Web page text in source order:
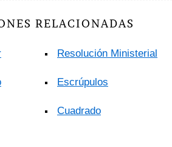
RELACIONADAS
Resolución Ministerial
Escrúpulos
Cuadrado